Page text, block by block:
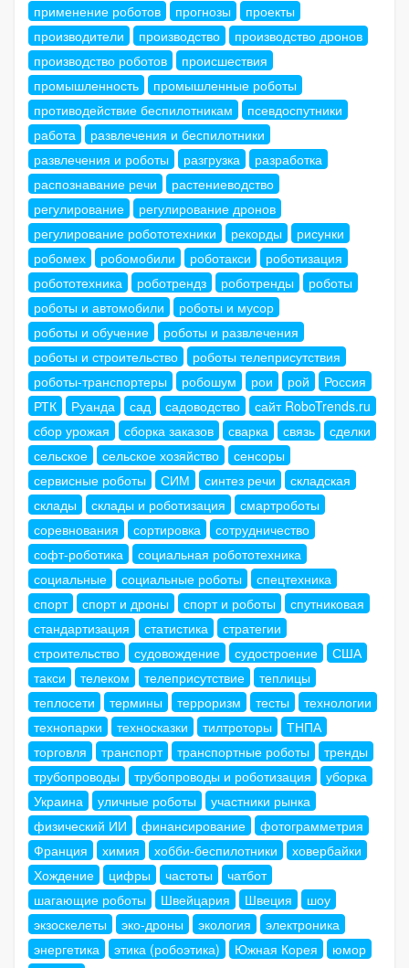
применение роботов
прогнозы
проекты
производители
производство
производство дронов
производство роботов
происшествия
промышленность
промышленные роботы
противодействие беспилотникам
псевдоспутники
работа
развлечения и беспилотники
развлечения и роботы
разгрузка
разработка
распознавание речи
растениеводство
регулирование
регулирование дронов
регулирование робототехники
рекорды
рисунки
робомех
робомобили роботакси
роботизация
робототехника
роботрендз роботренды
роботы
роботы и автомобили
роботы и мусор
роботы и обучение
роботы и развлечения
роботы и строительство
роботы телеприсутствия
роботы-транспортеры
робошум рои рой
Россия
РТК
Руанда сад садоводство
сайт RoboTrends.ru
сбор урожая
сборка заказов сварка связь
сделки
сельское
сельское хозяйство
сенсоры
сервисные роботы
СИМ синтез речи
складская
склады
склады и роботизация
смартроботы
соревнования
сортировка
сотрудничество
софт-роботика
социальная робототехника
социальные
социальные роботы
спецтехника
спорт
спорт и дроны спорт и роботы
спутниковая
стандартизация
статистика
стратегии
строительство
судовождение судостроение
США
такси
телеком телеприсутствие
теплицы
теплосети
термины терроризм тесты
технологии
технопарки
техносказки тилтроторы
ТНПА
торговля
транспорт транспортные роботы
тренды
трубопроводы
трубопроводы и роботизация
уборка
Украина
уличные роботы
участники рынка
физический ИИ
финансирование
фотограмметрия
Франция
химия хобби-беспилотники
ховербайки
Хождение
цифры частоты
чатбот
шагающие роботы
Швейцария Швеция
шоу
экзоскелеты
эко-дроны экология
электроника
энергетика
этика (робоэтика) Южная Корея
юмор